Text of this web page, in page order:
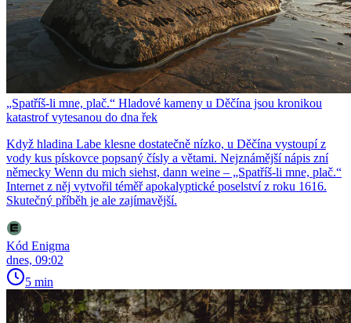
„Spatříš-li mne, plač.“ Hladové kameny u Děčína jsou kronikou
katastrof vytesanou do dna řek
Když hladina Labe klesne dostatečně nízko, u Děčína vystoupí z
vody kus pískovce popsaný čísly a větami. Nejznámější nápis zní
německy Wenn du mich siehst, dann weine – „Spatříš-li mne, plač.“
Internet z něj vytvořil téměř apokalyptické poselství z roku 1616.
Skutečný příběh je ale zajímavější.
Kód Enigma
dnes, 09:02
5 min